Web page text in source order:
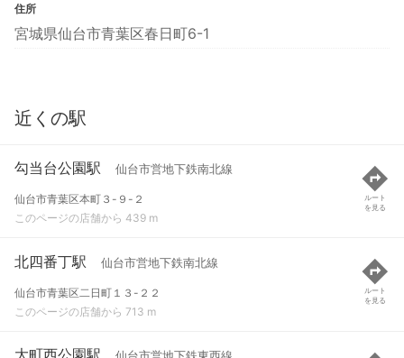
住所
宮城県仙台市青葉区春日町6-1
近くの駅
勾当台公園駅 仙台市営地下鉄南北線
仙台市青葉区本町３-９-２
このページの店舗から 439 m
ルート
を見る
北四番丁駅 仙台市営地下鉄南北線
仙台市青葉区二日町１３-２２
このページの店舗から 713 m
ルート
を見る
大町西公園駅